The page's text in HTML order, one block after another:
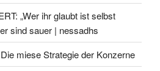
„Wer ihr glaubt ist selbst
sind sauer | nessadhs
miese Strategie der Konzerne